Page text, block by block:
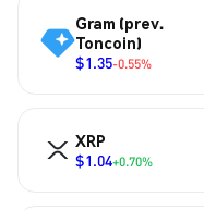
Gram (prev.
Toncoin)
$1.35-0.55%
XRP
$1.04+0.70%